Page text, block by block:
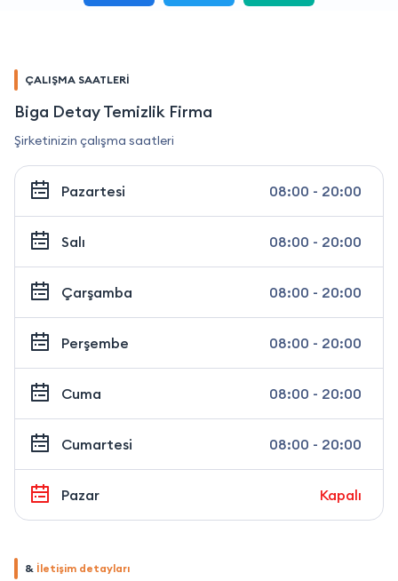
ÇALIŞMA SAATLERİ
Biga Detay Temizlik Firma
Şirketinizin çalışma saatleri
Pazartesi 08:00 - 20:00
Salı 08:00 - 20:00
Çarşamba 08:00 - 20:00
Perşembe 08:00 - 20:00
Cuma 08:00 - 20:00
Cumartesi 08:00 - 20:00
Pazar Kapalı
& İletişim detayları